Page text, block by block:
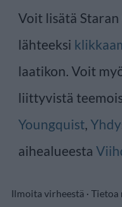
Voit lisätä
lähteeksi
laatikon. Voit
liittyvistä
Youngquist,
aihealueesta
Ilmoita virheestä · Tietoa